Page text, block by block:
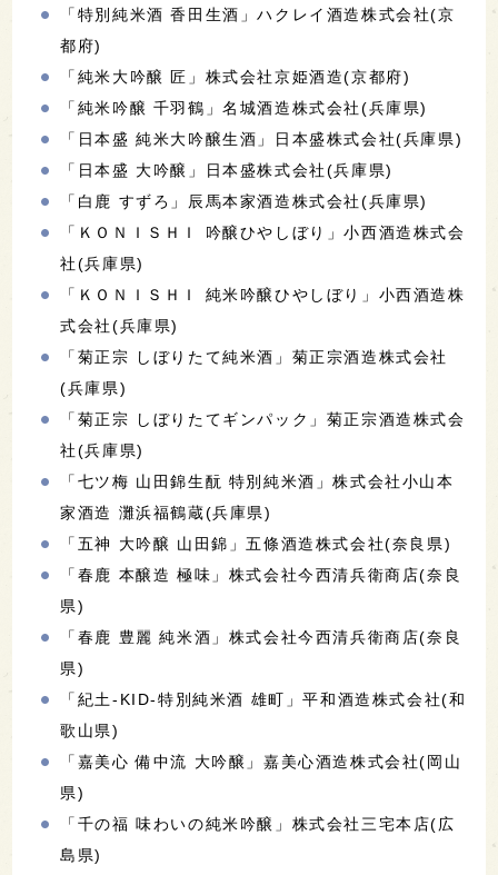
「特別純米酒 香田生酒」ハクレイ酒造株式会社(京
都府)
「純米大吟醸 匠」株式会社京姫酒造(京都府)
「純米吟醸 千羽鶴」名城酒造株式会社(兵庫県)
「日本盛 純米大吟醸生酒」日本盛株式会社(兵庫県)
「日本盛 大吟醸」日本盛株式会社(兵庫県)
「白鹿 すずろ」辰馬本家酒造株式会社(兵庫県)
「ＫＯＮＩＳＨＩ 吟醸ひやしぼり」小西酒造株式会
社(兵庫県)
「ＫＯＮＩＳＨＩ 純米吟醸ひやしぼり」小西酒造株
式会社(兵庫県)
「菊正宗 しぼりたて純米酒」菊正宗酒造株式会社
(兵庫県)
「菊正宗 しぼりたてギンパック」菊正宗酒造株式会
社(兵庫県)
「七ツ梅 山田錦生酛 特別純米酒」株式会社小山本
家酒造 灘浜福鶴蔵(兵庫県)
「五神 大吟醸 山田錦」五條酒造株式会社(奈良県)
「春鹿 本醸造 極味」株式会社今西清兵衛商店(奈良
県)
「春鹿 豊麗 純米酒」株式会社今西清兵衛商店(奈良
県)
「紀土-KID-特別純米酒 雄町」平和酒造株式会社(和
歌山県)
「嘉美心 備中流 大吟醸」嘉美心酒造株式会社(岡山
県)
「千の福 味わいの純米吟醸」株式会社三宅本店(広
島県)